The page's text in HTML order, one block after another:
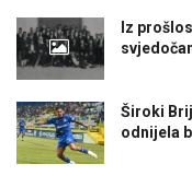
Iz
Široki
odnijela